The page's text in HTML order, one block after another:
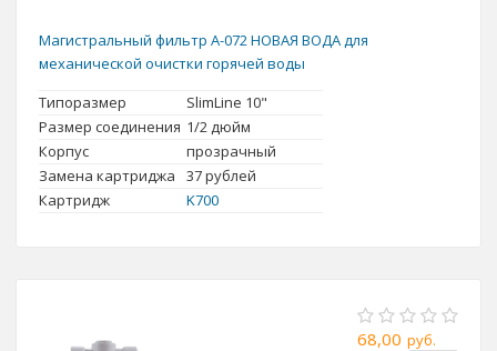
Магистральный фильтр А-072 НОВАЯ ВОДА для
механической очистки горячей воды
Типоразмер
SlimLine 10"
Размер соединения 1/2 дюйм
Корпус
прозрачный
Замена картриджа
37рублей
Картридж
K700
68,00 руб.